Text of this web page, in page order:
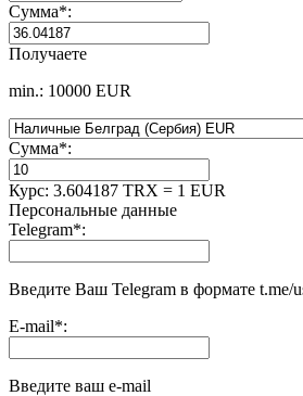
Сумма*:
Получаете
min.: 10000 EUR
Сумма*:
Курс: 3.604187 TRX = 1 EUR
Персональные данные
Telegram*:
Введите Ваш Telegram в формате t.me/
E-mail*:
Введите ваш e-mail